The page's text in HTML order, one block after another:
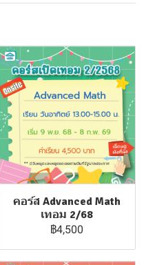
คอร์ส Advanced Math
เทอม 2/68
฿4,500